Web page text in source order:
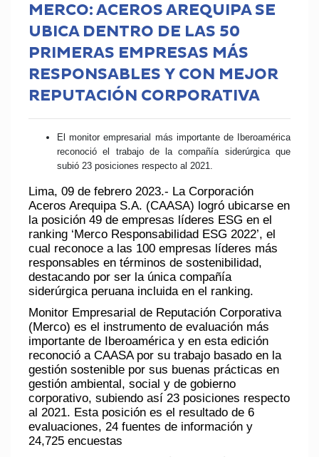
MERCO: ACEROS AREQUIPA SE
UBICA DENTRO DE LAS 50
PRIMERAS EMPRESAS MÁS
RESPONSABLES Y CON MEJOR
REPUTACIÓN CORPORATIVA
El monitor empresarial más importante de Iberoamérica
reconoció el trabajo de la compañía siderúrgica que
subió 23 posiciones respecto al 2021.
Lima, 09 de febrero 2023.- La Corporación
Aceros Arequipa S.A. (CAASA) logró ubicarse en
la posición 49 de empresas líderes ESG en el
ranking ‘Merco Responsabilidad ESG 2022’, el
cual reconoce a las 100 empresas líderes más
responsables en términos de sostenibilidad,
destacando por ser la única compañía
siderúrgica peruana incluida en el ranking.
Monitor Empresarial de Reputación Corporativa
(Merco) es el instrumento de evaluación más
importante de Iberoamérica y en esta edición
reconoció a CAASA por su trabajo basado en la
gestión sostenible por sus buenas prácticas en
gestión ambiental, social y de gobierno
corporativo, subiendo así 23 posiciones respecto
al 2021. Esta posición es el resultado de 6
evaluaciones, 24 fuentes de información y
24,725 encuestas